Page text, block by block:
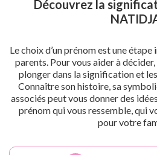
Découvrez la
Le choix d’un prénom est une
parents. Pour vous aider à
plonger dans la signification et
Connaître son histoire, sa
associés peut vous donner des
prénom qui vous ressemble, qui
pour votre